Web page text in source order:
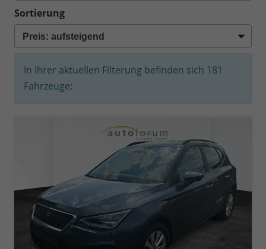
Sortierung
In Ihrer aktuellen Filterung befinden sich 181
Fahrzeuge: